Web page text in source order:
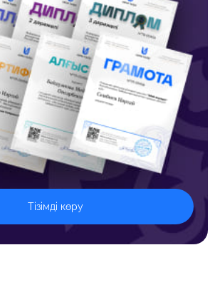
Тізімді көру